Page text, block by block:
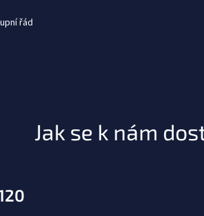
řád
Jak se k nám